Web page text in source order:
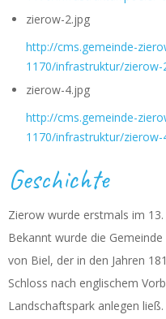
zierow-2.jpg
http://cms.gemeinde-
1170/infrastruktur/zierow-
zierow-4.jpg
http://cms.gemeinde-
1170/infrastruktur/zierow-
Geschichte
Zierow wurde erstmals im
Bekannt wurde die
von Biel, der in den Jahren
Schloss nach englischem
Landschaftspark anlegen